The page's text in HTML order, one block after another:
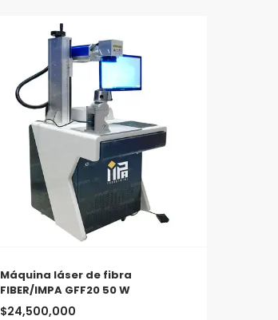
Máquina láser de fibra
FIBER/IMPA GFF20 50 W
$24,500,000